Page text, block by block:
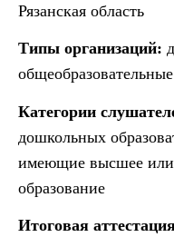
Рязанская область
Типы организаций:
Категории
дошкольных
имеющие высшее или
образование
Итоговая